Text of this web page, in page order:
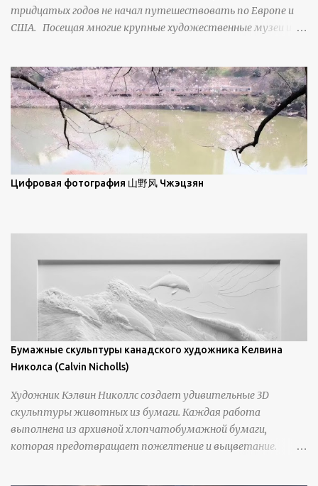
ниже; при более высокой солнечной позиции снег
демонстрирует матовое отражение. Эти
тридцатых годов не начал путешествовать по Европе и
США. Посещая многие крупные художественные музеи и
Брайан Шервин прокомментировал картины художника,
заявив, что "Такаюки Харада сочетает в себе классическую
элегантность живописи с реалиями современной жизни. В
некотором смысле, персонажи его картин предлагают
зрителям незаконченный рассказ, который усиливается его
уникальной манерой использования освещения". Для
просмотра всех работ, посетите страницу –
Цифровая фотография 山野风 Чжэцзян
Бумажные скульптуры канадского художника Келвина
Николса (Calvin Nicholls)
Художник Кэлвин Николлс создает удивительные 3D
скульптуры животных из бумаги. Каждая работа
выполнена из архивной хлопчатобумажной бумаги,
которая предотвращает пожелтение и выцветание.